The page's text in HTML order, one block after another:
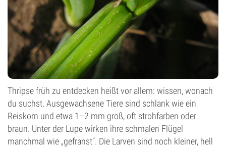
Thripse früh zu entdecken heißt vor allem: wissen, wonach
du suchst. Ausgewachsene Tiere sind schlank wie ein
Reiskorn und etwa 1–2 mm groß, oft strohfarben oder
braun. Unter der Lupe wirken ihre schmalen Flügel
manchmal wie „gefranst“. Die Larven sind noch kleiner, hell